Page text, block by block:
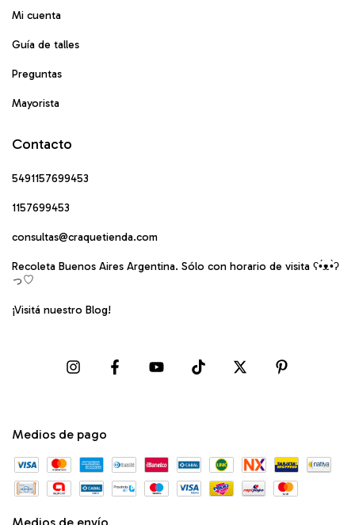
Mi cuenta
Guía de talles
Preguntas
Mayorista
Contacto
5491157699453
1157699453
consultas@craquetienda.com
Recoleta Buenos Aires Argentina. Sólo con horario de visita ʕ•́ᴥ•̀ʔ
っ♡
¡Visitá nuestro Blog!
Medios de pago